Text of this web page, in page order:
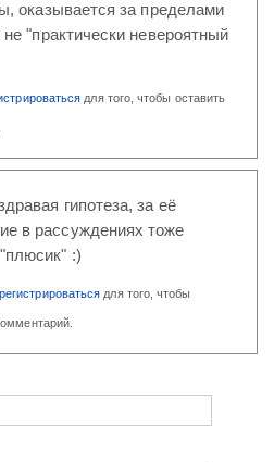
оказывается за пределами
"практически невероятный
для того, чтобы оставить
гипотеза, за её
в рассуждениях тоже
:)
для того, чтобы